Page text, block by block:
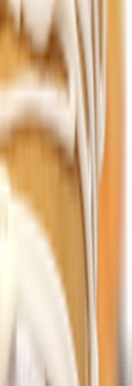
горчица, уксус
пищевые добавки
хлопья
чечевица, нут
пшеничная